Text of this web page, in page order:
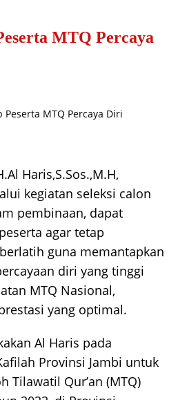
MTQ Percaya
Haris,S.Sos.,M.H,
kegiatan seleksi calon
pembinaan, dapat
agar tetap
guna memantapkan
diri yang tinggi
MTQ Nasional,
yang optimal.
Al Haris pada
Provinsi Jambi untuk
Tilawatil Qur’an (MTQ)